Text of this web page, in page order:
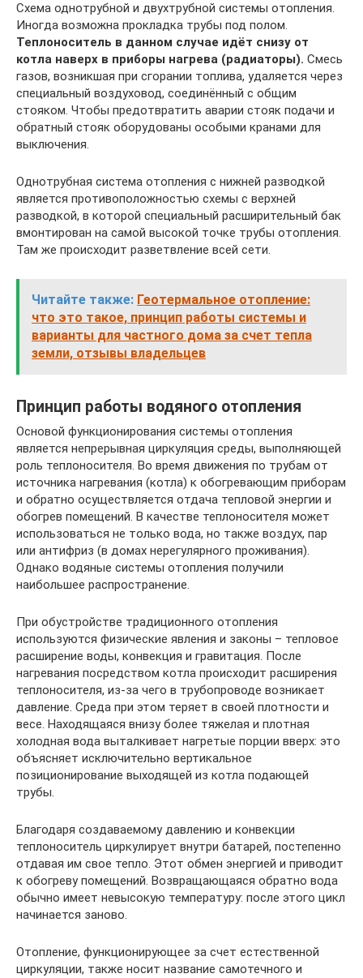
Схема однотрубной и двухтрубной системы отопления.
Иногда возможна прокладка трубы под полом.
Теплоноситель в данном случае идёт снизу от
котла наверх в приборы нагрева (радиаторы). Смесь
газов, возникшая при сгорании топлива, удаляется через
специальный воздуховод, соединённый с общим
стояком. Чтобы предотвратить аварии стояк подачи и
обратный стояк оборудованы особыми кранами для
выключения.
Однотрубная система отопления с нижней разводкой
является противоположностью схемы с верхней
разводкой, в которой специальный расширительный бак
вмонтирован на самой высокой точке трубы отопления.
Там же происходит разветвление всей сети.
Читайте также: Геотермальное отопление:
что это такое, принцип работы системы и
варианты для частного дома за счет тепла
земли, отзывы владельцев
Принцип работы водяного отопления
Основой функционирования системы отопления
является непрерывная циркуляция среды, выполняющей
роль теплоносителя. Во время движения по трубам от
источника нагревания (котла) к обогревающим приборам
и обратно осуществляется отдача тепловой энергии и
обогрев помещений. В качестве теплоносителя может
использоваться не только вода, но также воздух, пар
или антифриз (в домах нерегулярного проживания).
Однако водяные системы отопления получили
наибольшее распространение.
При обустройстве традиционного отопления
используются физические явления и законы – тепловое
расширение воды, конвекция и гравитация. После
нагревания посредством котла происходит расширения
теплоносителя, из-за чего в трубопроводе возникает
давление. Среда при этом теряет в своей плотности и
весе. Находящаяся внизу более тяжелая и плотная
холодная вода выталкивает нагретые порции вверх: это
объясняет исключительно вертикальное
позиционирование выходящей из котла подающей
трубы.
Благодаря создаваемому давлению и конвекции
теплоноситель циркулирует внутри батарей, постепенно
отдавая им свое тепло. Этот обмен энергией и приводит
к обогреву помещений. Возвращающаяся обратно вода
обычно имеет невысокую температуру: после этого цикл
начинается заново.
Отопление, функционирующее за счет естественной
циркуляции, также носит название самотечного и